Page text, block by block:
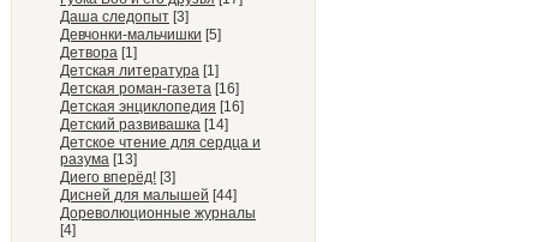
Даша следопыт [3]
Девчонки-мальчишки [5]
Детвора [1]
Детская литература [1]
Детская роман-газета [16]
Детская энциклопедия [16]
Детский развивашка [14]
Детское чтение для сердца и
разума [13]
Диего вперёд! [3]
Дисней для малышей [44]
Дореволюционные журналы
[4]